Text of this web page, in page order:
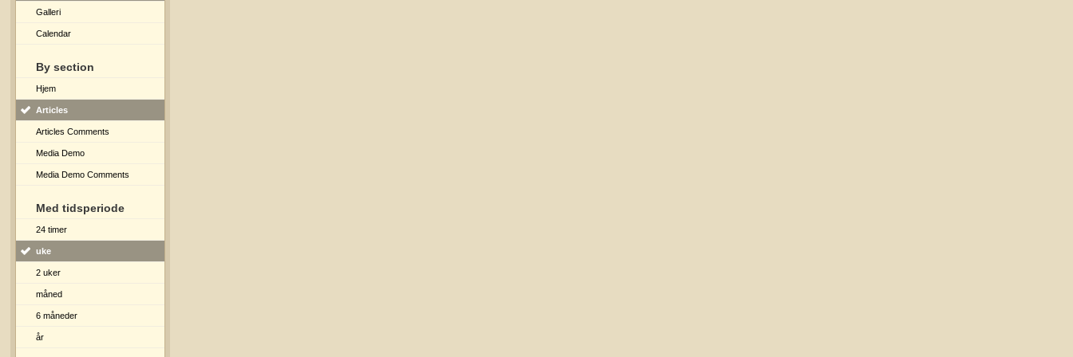
Galleri
Calendar
By section
Hjem
Articles
Articles Comments
Media Demo
Media Demo Comments
Med tidsperiode
24 timer
uke
2 uker
måned
6 måneder
år